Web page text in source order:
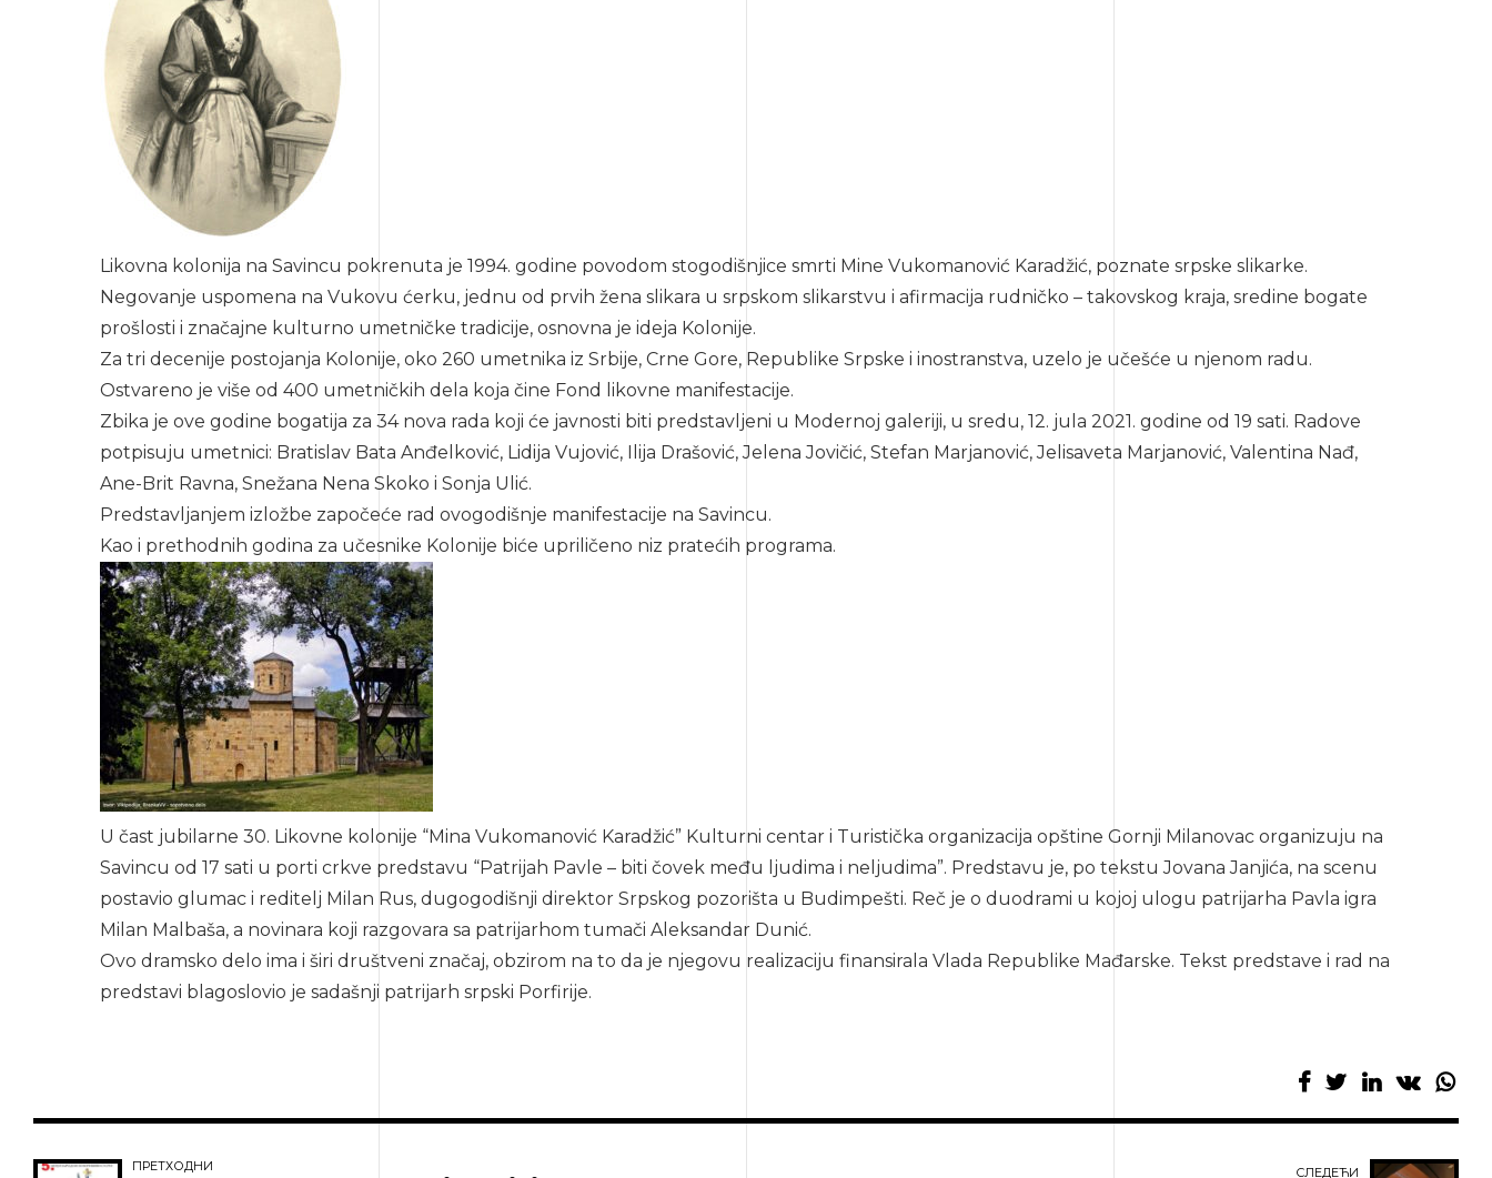
Likovna kolonija na Savincu pokrenuta je 1994. godine povodom stogodišnjice smrti Mine Vukomanović Karadžić, poznate srpske slikarke.
Negovanje uspomena na Vukovu ćerku, jednu od prvih žena slikara u srpskom slikarstvu i afirmacija rudničko – takovskog kraja, sredine bogate
prošlosti i značajne kulturno umetničke tradicije, osnovna je ideja Kolonije.
Za tri decenije postojanja Kolonije, oko 260 umetnika iz Srbije, Crne Gore, Republike Srpske i inostranstva, uzelo je učešće u njenom radu.
Ostvareno je više od 400 umetničkih dela koja čine Fond likovne manifestacije.
Zbika je ove godine bogatija za 34 nova rada koji će javnosti biti predstavljeni u Modernoj galeriji, u sredu, 12. jula 2021. godine od 19 sati. Radove
potpisuju umetnici: Bratislav Bata Anđelković, Lidija Vujović, Ilija Drašović, Jelena Jovičić, Stefan Marjanović, Jelisaveta Marjanović, Valentina Nađ,
Ane-Brit Ravna, Snežana Nena Skoko i Sonja Ulić.
Predstavljanjem izložbe započeće rad ovogodišnje manifestacije na Savincu.
Kao i prethodnih godina za učesnike Kolonije biće upriličeno niz pratećih programa.
U čast jubilarne 30. Likovne kolonije “Mina Vukomanović Karadžić” Kulturni centar i Turistička organizacija opštine Gornji Milanovac organizuju na
Savincu od 17 sati u porti crkve predstavu “Patrijah Pavle – biti čovek među ljudima i neljudima”. Predstavu je, po tekstu Jovana Janjića, na scenu
postavio glumac i reditelj Milan Rus, dugogodišnji direktor Srpskog pozorišta u Budimpešti. Reč je o duodrami u kojoj ulogu patrijarha Pavla igra
Milan Malbaša, a novinara koji razgovara sa patrijarhom tumači Aleksandar Dunić.
Ovo dramsko delo ima i širi društveni značaj, obzirom na to da je njegovu realizaciju finansirala Vlada Republike Mađarske. Tekst predstave i rad na
predstavi blagoslovio je sadašnji patrijarh srpski Porfirije.
ПРЕТХОДНИ СЛЕДЕЋИ